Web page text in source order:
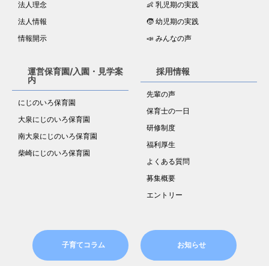
法人理念
法人情報
情報開示
👶 乳児期の実践
🧒 幼児期の実践
📣 みんなの声
運営保育園/入園・見学案
内
にじのいろ保育園
大泉にじのいろ保育園
南大泉にじのいろ保育園
柴崎にじのいろ保育園
採用情報
先輩の声
保育士の一日
研修制度
福利厚生
よくある質問
募集概要
エントリー
子育てコラム お知らせ